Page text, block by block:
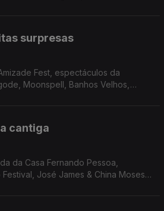
surpresas
Fest, espectáculos da
Moonspell, Banhos Velhos,
cantiga
da Casa Fernando Pessoa,
Festival, José James & China Moses